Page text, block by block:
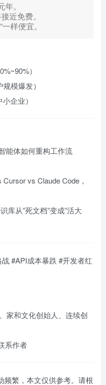
。
近免费。
样便宜。
）
规模爆发）
小企业）
能体如何重构工作流
vs Claude Code，
库从”死文档”变成”活大
战 #API成本暴跌 #开发者红
家和文化创始人、连续创
系作者
频繁，本文仅供参考。请根